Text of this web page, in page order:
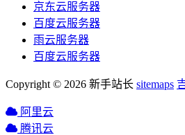
京东云服务器
百度云服务器
雨云服务器
百度云服务器
Copyright © 2026 新手站长 sitemaps
阿里云
腾讯云